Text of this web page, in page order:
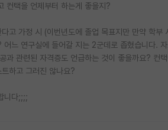
컨택을 언제부터 하는게 좋을지?
고 가정 시 (이번년도에 졸업 목표지만 만약 학
어느 연구실에 들어갈 지는 2군데로 좁혔습니다.
과 관련된 자격증도 언급하는 것이 좋을까요?
하고 그러진 않나요?
니다;;;;